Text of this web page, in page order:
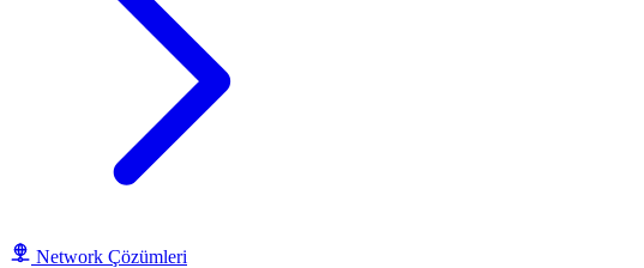
Network Çözümleri